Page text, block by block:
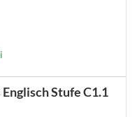
Stufe C1.1